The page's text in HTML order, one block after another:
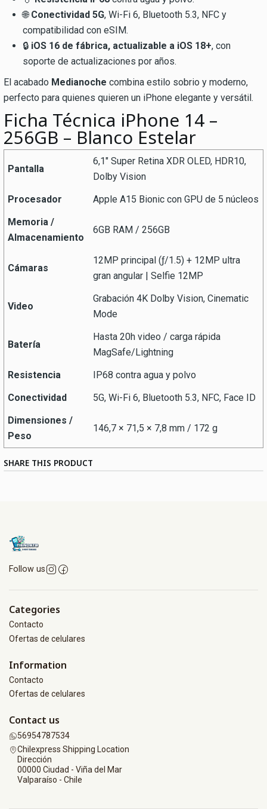
🌐Conectividad 5G, Wi-Fi 6, Bluetooth 5.3, NFC y
compatibilidad con eSIM.
🔒 iOS 16 de fábrica, actualizable a iOS 18+, con
soporte de actualizaciones por años.
El acabado Medianoche combina estilo sobrio y moderno,
perfecto para quienes quieren un iPhone elegante y versátil.
Ficha Técnica iPhone 14 –
256GB – Blanco Estelar
Pantalla
6,1″ Super Retina XDR OLED, HDR10,
Dolby Vision
Procesador
Apple A15 Bionic con GPU de 5 núcleos
Memoria /
Almacenamiento
6GB RAM / 256GB
Cámaras
12MP principal (ƒ/1.5) + 12MP ultra
gran angular | Selfie 12MP
Video
Grabación 4K Dolby Vision, Cinematic
Mode
Batería
Hasta 20h video / carga rápida
MagSafe/Lightning
Resistencia
IP68 contra agua y polvo
Conectividad
5G, Wi-Fi 6, Bluetooth 5.3, NFC, Face ID
Dimensiones /
Peso
146,7 × 71,5 × 7,8 mm / 172 g
SHARE THIS PRODUCT
Follow us
Categories
Contacto
Ofertas de celulares
Information
Contacto
Ofertas de celulares
Contact us
56954787534
Chilexpress Shipping Location
Dirección
00000 Ciudad - Viña del Mar
Valparaíso - Chile